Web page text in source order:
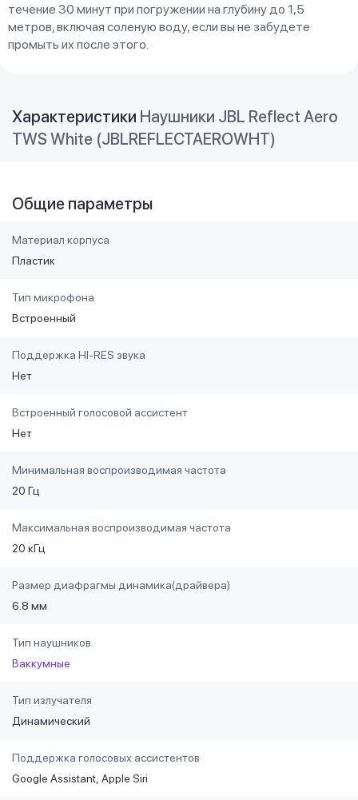
течение 30 минут при погружении на глубину до 1,5
метров, включая соленую воду, если вы не забудете
промыть их после этого.
Характеристики Наушники JBL Reflect Aero
TWS White (JBLREFLECTAEROWHT)
Общие параметры
Материал корпуса
Пластик
Тип микрофона
Встроенный
Поддержка HI-RES звука
Нет
Встроенный голосовой ассистент
Нет
Минимальная воспроизводимая частота
20 Гц
Максимальная воспроизводимая частота
20 кГц
Размер диафрагмы динамика(драйвера)
6.8 мм
Тип наушников
Ваккумные
Тип излучателя
Динамический
Поддержка голосовых ассистентов
Google Assistant Apple Siri